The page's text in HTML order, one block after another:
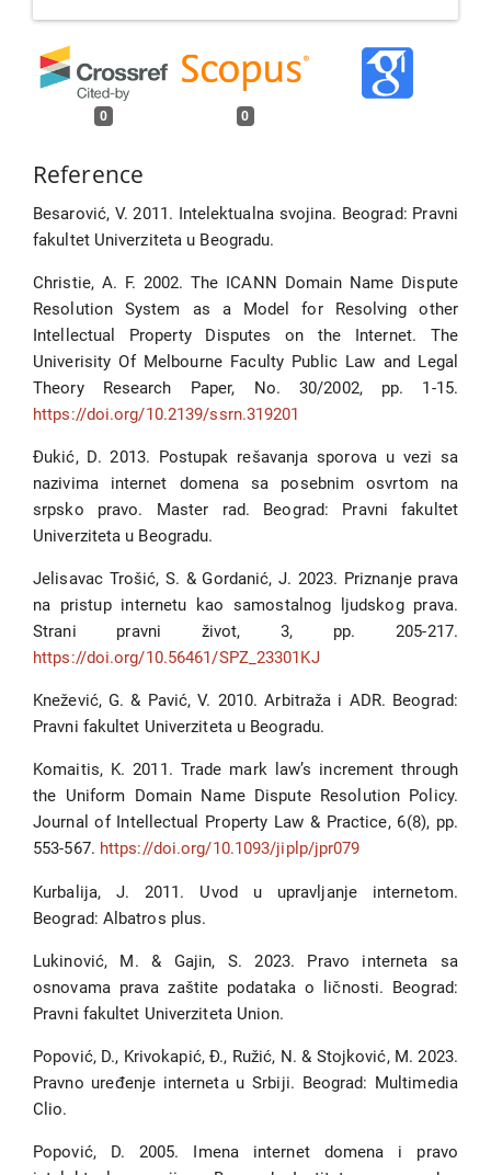
0 0
Reference
Besarović, V. 2011. Intelektualna svojina. Beograd: Pravni
fakultet Univerziteta u Beogradu.
Christie, A. F. 2002. The ICANN Domain Name Dispute
Resolution System as a Model for Resolving other
Intellectual Property Disputes on the Internet. The
Univerisity Of Melbourne Faculty Public Law and Legal
Theory Research Paper, No. 30/2002, pp. 1-15.
https://doi.org/10.2139/ssrn.319201
Đukić, D. 2013. Postupak rešavanja sporova u vezi sa
nazivima internet domena sa posebnim osvrtom na
srpsko pravo. Master rad. Beograd: Pravni fakultet
Univerziteta u Beogradu.
Jelisavac Trošić, S. & Gordanić, J. 2023. Priznanje prava
na pristup internetu kao samostalnog ljudskog prava.
Strani pravni život, 3, pp. 205-217.
https://doi.org/10.56461/SPZ_23301KJ
Knežević, G. & Pavić, V. 2010. Arbitraža i ADR. Beograd:
Pravni fakultet Univerziteta u Beogradu.
Komaitis, K. 2011. Trade mark law’s increment through
the Uniform Domain Name Dispute Resolution Policy.
Journal of Intellectual Property Law & Practice, 6(8), pp.
553-567. https://doi.org/10.1093/jiplp/jpr079
Kurbalija, J. 2011. Uvod u upravljanje internetom.
Beograd: Albatros plus.
Lukinović, M. & Gajin, S. 2023. Pravo interneta sa
osnovama prava zaštite podataka o ličnosti. Beograd:
Pravni fakultet Univerziteta Union.
Popović, D., Krivokapić, Đ., Ružić, N. & Stojković, M. 2023.
Pravno uređenje interneta u Srbiji. Beograd: Multimedia
Clio.
Popović, D. 2005. Imena internet domena i pravo